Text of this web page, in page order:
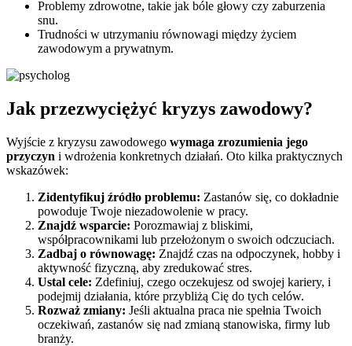
Problemy zdrowotne, takie jak bóle głowy czy zaburzenia
snu.
Trudności w utrzymaniu równowagi między życiem
zawodowym a prywatnym.
Jak przezwyciężyć kryzys zawodowy?
Wyjście z kryzysu zawodowego wymaga zrozumienia jego
przyczyn i wdrożenia konkretnych działań. Oto kilka praktycznych
wskazówek:
Zidentyfikuj źródło problemu: Zastanów się, co dokładnie
powoduje Twoje niezadowolenie w pracy.
Znajdź wsparcie: Porozmawiaj z bliskimi,
współpracownikami lub przełożonym o swoich odczuciach.
Zadbaj o równowagę: Znajdź czas na odpoczynek, hobby i
aktywność fizyczną, aby zredukować stres.
Ustal cele: Zdefiniuj, czego oczekujesz od swojej kariery, i
podejmij działania, które przybliżą Cię do tych celów.
Rozważ zmiany: Jeśli aktualna praca nie spełnia Twoich
oczekiwań, zastanów się nad zmianą stanowiska, firmy lub
branży.